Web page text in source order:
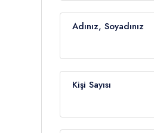
Adınız, Soyadınız
Kişi Sayısı